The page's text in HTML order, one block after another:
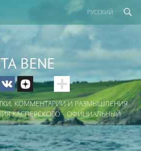
РУССКИЙ
BENE
КОММЕНТАРИИ И РАЗМЫШЛЕНИЯ
КАСПЕРСКОГО - ОФИЦИАЛЬНЫЙ